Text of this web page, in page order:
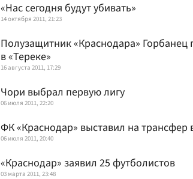
«Нас сегодня будут убивать»
14 октября 2011, 21:23
Полузащитник «Краснодара»
в «Тереке»
16 августа 2011, 17:29
Чори выбрал первую лигу
06 июля 2011, 22:20
ФК «Краснодар» выставил на трансфер
06 июля 2011, 20:40
«Краснодар» заявил 25 футболистов
03 марта 2011, 23:48